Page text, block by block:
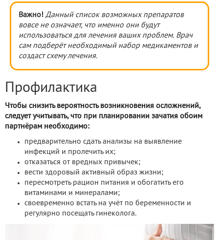
Важно! Данный список возможных препаратов
вовсе не означает, что именно они будут
использоваться для лечения ваших проблем. Врач
сам подберёт необходимый набор медикаментов и
создаст схему лечения.
Профилактика
Чтобы снизить вероятность возникновения осложнений,
следует учитывать, что при планировании зачатия обоим
партнёрам необходимо:
предварительно сдать анализы на выявление
инфекций и пролечить их;
отказаться от вредных привычек;
вести здоровый активный образ жизни;
пересмотреть рацион питания и обогатить его
витаминами и минералами;
своевременно встать на учёт по беременности и
регулярно посещать гинеколога.